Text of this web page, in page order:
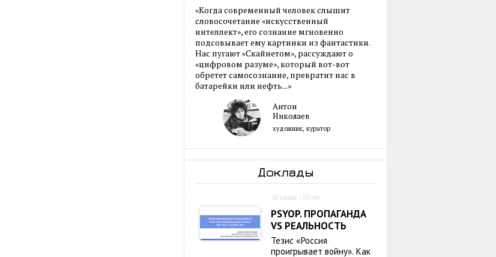
«Когда современный человек слышит
словосочетание «искусственный
интеллект», его сознание мгновенно
подсовывает ему картинки из фантастики.
Нас пугают «Скайнетом», рассуждают о
«цифровом разуме», который вот-вот
обретет самосознание, превратит нас в
батарейки или нефть...»
Антон
Николаев
художник, куратор
Доклады
30 июля / 00:00
PSYOP. ПРОПАГАНДА
VS РЕАЛЬНОСТЬ
Тезис «Россия
проигрывает войну». Как